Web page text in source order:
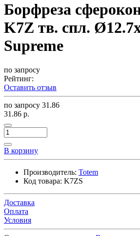
Борфреза
K7Z тв. спл.
Supreme
по запросу
Рейтинг:
Оставить отзыв
по запросу 31.86
31.86 р.
В корзину
Производитель: Totem
Код товара: K7ZS
Доставка
Оплата
Условия